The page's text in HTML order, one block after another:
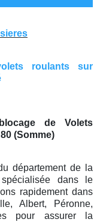
roulants sur
de Volets
(Somme)
département de la
dans le
rapidement dans
Albert, Péronne,
pour assurer la